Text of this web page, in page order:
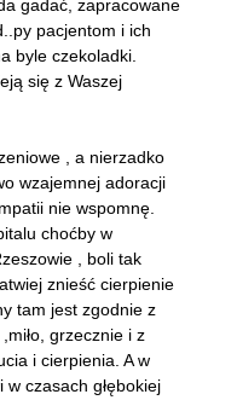
gadać, zapracowane
pacjentom i ich
byle czekoladki.
się z Waszej
, a nierzadko
wzajemnej adoracji
nie wspomnę.
choćby w
, boli tak
znieść cierpienie
tam jest zgodnie z
grzecznie i z
i cierpienia. A w
czasach głębokiej